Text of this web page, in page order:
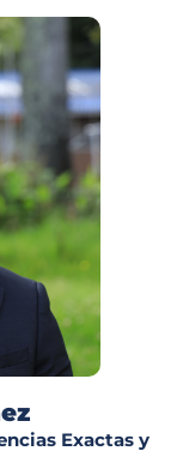
Exactas y